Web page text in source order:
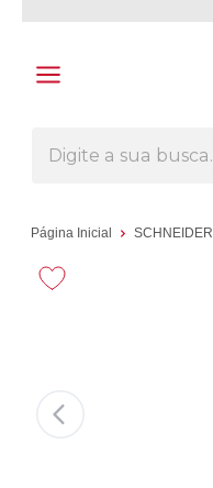
Página Inicial SCHNEIDER